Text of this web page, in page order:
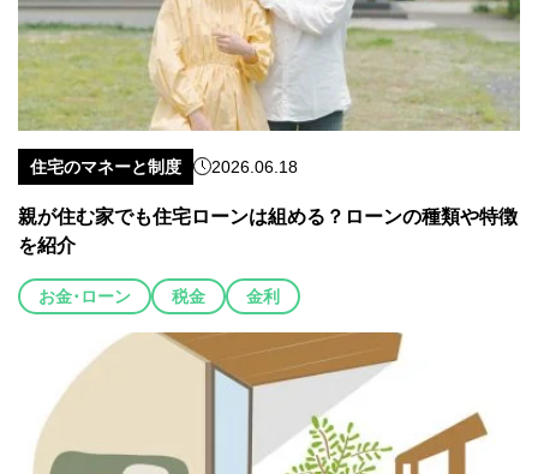
住宅のマネーと制度 2026.06.18
親が住む家でも住宅ローンは組める？ローンの種類や特徴
を紹介
お金･ローン 税金 金利